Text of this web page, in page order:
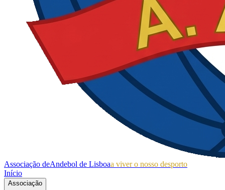
Associação deAndebol de Lisboaa viver o nosso desporto
Início
Associação